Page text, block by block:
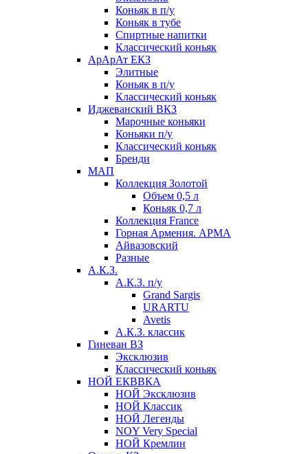
Коньяк в п/у
Коньяк в тубе
Спиртные напитки
Классический коньяк
АрАрАт ЕКЗ
Элитные
Коньяк в п/у
Классический коньяк
Иджеванский ВКЗ
Марочные коньяки
Коньяки п/у
Классический коньяк
Бренди
МАП
Коллекция Золотой
Объем 0,5 л
Коньяк 0,7 л
Коллекция France
Горная Армения. АРМА
Айвазовский
Разные
А.К.З.
А.К.З. п/у
Grand Sargis
URARTU
Avetis
А.К.З. классик
Гиневан ВЗ
Эксклюзив
Классический коньяк
НОЙ ЕКВВКА
НОЙ Эксклюзив
НОЙ Классик
НОЙ Легенды
NOY Very Speсial
НОЙ Кремлин